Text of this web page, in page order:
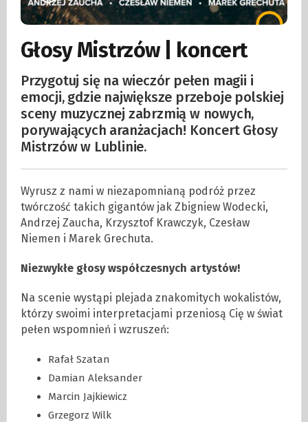
Głosy Mistrzów | koncert
Przygotuj się na wieczór pełen magii i
emocji, gdzie największe przeboje polskiej
sceny muzycznej zabrzmią w nowych,
porywających aranżacjach! Koncert Głosy
Mistrzów w Lublinie.
Wyrusz z nami w niezapomnianą podróż przez
twórczość takich gigantów jak Zbigniew Wodecki,
Andrzej Zaucha, Krzysztof Krawczyk, Czesław
Niemen i Marek Grechuta.
Niezwykłe głosy współczesnych artystów!
Na scenie wystąpi plejada znakomitych wokalistów,
którzy swoimi interpretacjami przeniosą Cię w świat
pełen wspomnień i wzruszeń:
Rafał Szatan
Damian Aleksander
Marcin Jajkiewicz
Grzegorz Wilk